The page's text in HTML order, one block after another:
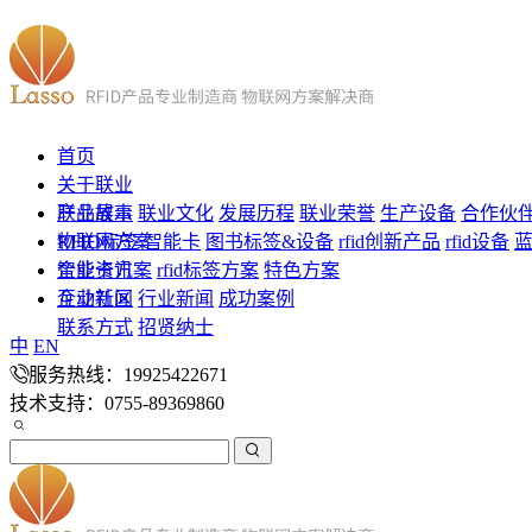
首页
关于联业
联业故事 联业文化 发展历程 联业荣誉 生产设备 合作伙
产品展示
RFID标签 智能卡 图书标签&设备 rfid创新产品 rfid设备
物联网方案
智能卡方案 rfid标签方案 特色方案
企业资讯
企业新闻 行业新闻 成功案例
互动社区
联系方式 招贤纳士
中 EN
服务热线：19925422671
技术支持：0755-89369860